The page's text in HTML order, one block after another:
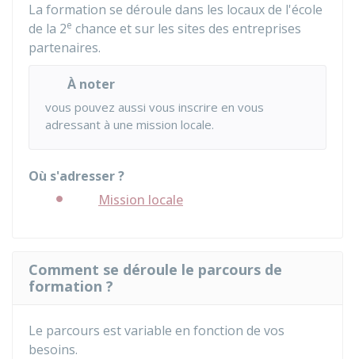
La formation se déroule dans les locaux de l'école
de la 2e chance et sur les sites des entreprises
partenaires.
À noter
vous pouvez aussi vous inscrire en vous
adressant à une mission locale.
Où s'adresser ?
Mission locale
Comment se déroule le parcours de
formation ?
Le parcours est variable en fonction de vos
besoins.